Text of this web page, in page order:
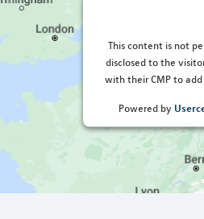
This content is not
disclosed to the
with their CMP to
Powered by